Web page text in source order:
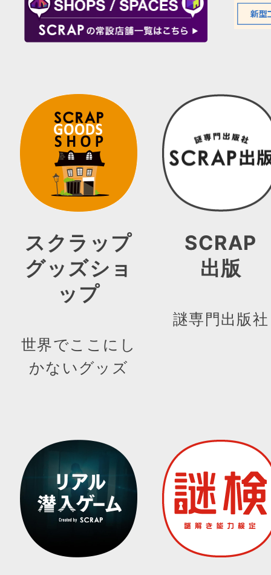
スクラップ
グッズショ
ップ
世界でここにし
かないグッズ
SCRAP
出版
謎専門出版社